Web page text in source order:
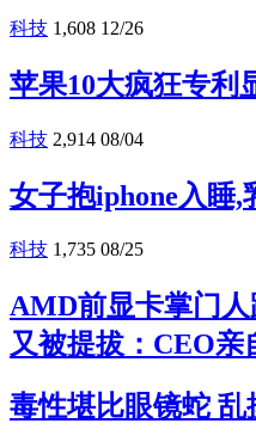
科技 1,608 12/26
苹果10大疯狂专利
科技 2,914 08/04
女子抱iphone入睡,
科技 1,735 08/25
AMD前显卡掌门
又被提拔：CEO亲
毒性堪比眼镜蛇 乱